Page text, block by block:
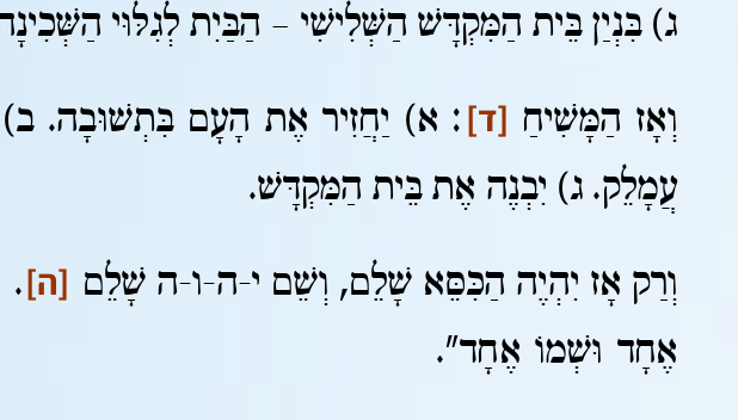
ג) בִּנְיַן בֵּית הַמִּקְדָּשׁ הַשְּׁלִישִׁי – הַבַּיִת לְגִלּוּי
וְאָז הַמָּשִׁיחַ [ד]: א) יַחֲזִיר אֶת הָעָם בִּתְשׁוּבָה.
עֲמָלֵק. ג) יִבְנֶה אֶת בֵּית הַמִּקְדָּשׁ.
וְרַק אָז יִהְיֶה הַכִּסֵּא שָׁלֵם, וְשֵׁם י-ה-ו-ה שָׁלֵם [ה].
אֶחָד וּשְׁמוֹ אֶחָד".